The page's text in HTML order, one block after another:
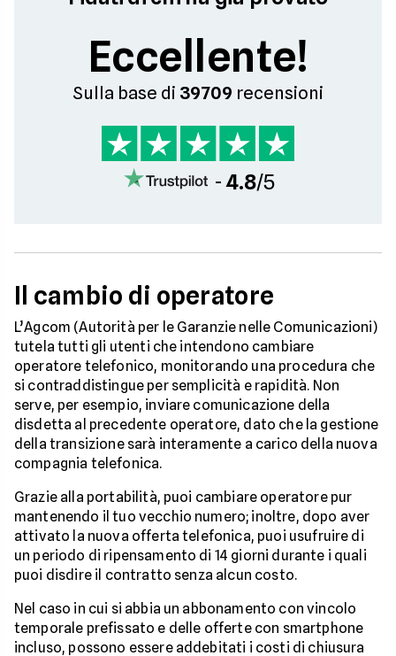
Eccellente!
Sulla base di 39709 recensioni
-4.8/5
Il cambio di operatore
L’Agcom (Autorità per le Garanzie nelle Comunicazioni)
tutela tutti gli utenti che intendono cambiare
operatore telefonico, monitorando una procedura che
si contraddistingue per semplicità e rapidità. Non
serve, per esempio, inviare comunicazione della
disdetta al precedente operatore, dato che la gestione
della transizione sarà interamente a carico della nuova
compagnia telefonica.
Grazie alla portabilità, puoi cambiare operatore pur
mantenendo il tuo vecchio numero; inoltre, dopo aver
attivato la nuova offerta telefonica, puoi usufruire di
un periodo di ripensamento di 14 giorni durante i quali
puoi disdire il contratto senza alcun costo.
Nel caso in cui si abbia un abbonamento con vincolo
temporale prefissato e delle offerte con smartphone
incluso, possono essere addebitati i costi di chiusura